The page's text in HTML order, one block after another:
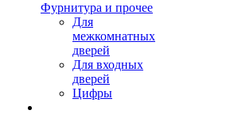
Фурнитура и прочее
Для
межкомнатных
дверей
Для входных
дверей
Цифры